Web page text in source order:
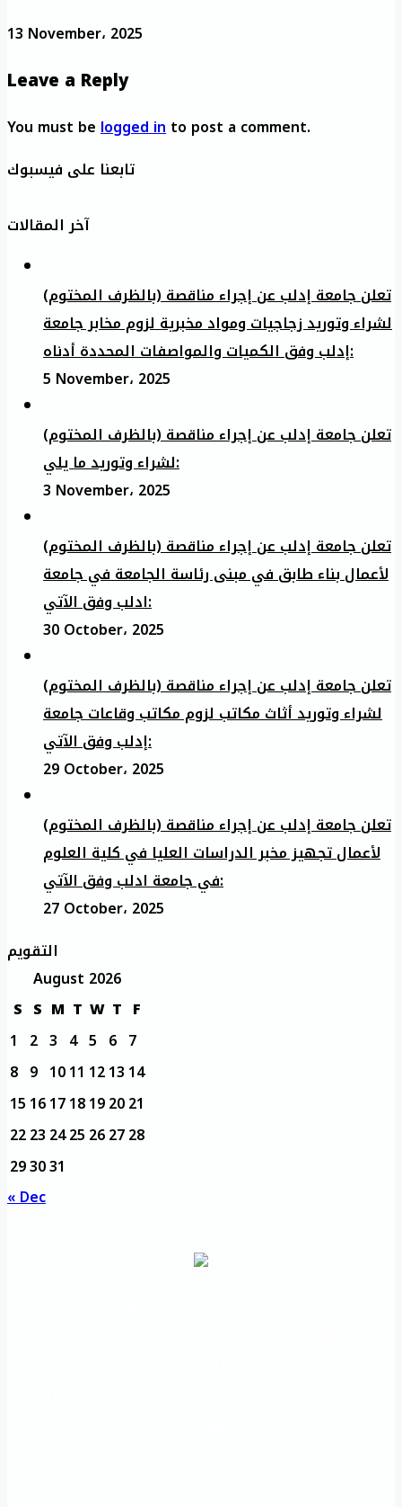
13 November، 2025
Leave a Reply
You must belogged into post a comment.
تابعنا على فيسبوك
آخر المقالات
تعلن جامعة إدلب عن إجراء مناقصة (بالظرف المختوم)
لشراء وتوريد زجاجيات ومواد مخبرية لزوم مخابر جامعة
إدلب وفق الكميات والمواصفات المحددة أدناه:
5 November، 2025
تعلن جامعة إدلب عن إجراء مناقصة (بالظرف المختوم)
لشراء وتوريد ما يلي:
3 November، 2025
تعلن جامعة إدلب عن إجراء مناقصة (بالظرف المختوم)
لأعمال بناء طابق في مبنى رئاسة الجامعة في جامعة
ادلب وفق الآتي:
30 October، 2025
تعلن جامعة إدلب عن إجراء مناقصة (بالظرف المختوم)
لشراء وتوريد أثاث مكاتب لزوم مكاتب وقاعات جامعة
إدلب وفق الآتي:
29 October، 2025
تعلن جامعة إدلب عن إجراء مناقصة (بالظرف المختوم)
لأعمال تجهيز مخبر الدراسات العليا في كلية العلوم
في جامعة ادلب وفق الآتي:
27 October، 2025
التقويم
August 2026
S S M T W T F
1 2 3 4 5 6 7
8 9 1011 121314
15161718192021
22232425262728
293031
« Dec